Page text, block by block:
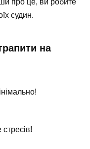
про це, ви робите
судин.
на